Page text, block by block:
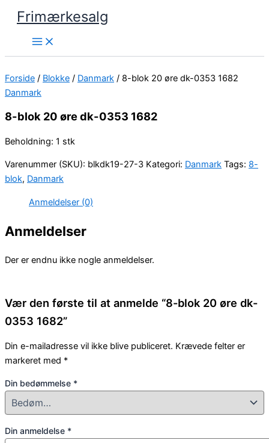
indholdet
Frimærkesalg
Forside / Blokke / Danmark / 8-blok 20 øre dk-0353 1682
Danmark
8-blok 20 øre dk-0353 1682
Beholdning: 1 stk
Varenummer (SKU): blkdk19-27-3 Kategori: Danmark Tags: 8-
blok, Danmark
Anmeldelser (0)
Anmeldelser
Der er endnu ikke nogle anmeldelser.
Vær den første til at anmelde “8-blok 20 øre dk-
0353 1682”
Din e-mailadresse vil ikke blive publiceret. Krævede felter er
markeret med *
Din bedømmelse *
Din anmeldelse *